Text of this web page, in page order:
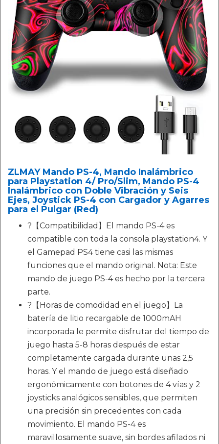
ZLMAY Mando PS-4, Mando Inalámbrico
para Playstation 4/ Pro/Slim, Mando PS-4
Inalámbrico con Doble Vibración y Seis
Ejes, Joystick PS-4 con Cargador y Agarres
para el Pulgar (Red)
?【Compatibilidad】El mando PS-4 es
compatible con toda la consola playstation4. Y
el Gamepad PS4 tiene casi las mismas
funciones que el mando original. Nota: Este
mando de juego PS-4 es hecho por la tercera
parte.
?【Horas de comodidad en el juego】La
batería de litio recargable de 1000mAH
incorporada le permite disfrutar del tiempo de
juego hasta 5-8 horas después de estar
completamente cargada durante unas 2,5
horas. Y el mando de juego está diseñado
ergonómicamente con botones de 4 vías y 2
joysticks analógicos sensibles, que permiten
una precisión sin precedentes con cada
movimiento. El mando PS-4 es
maravillosamente suave, sin bordes afilados ni